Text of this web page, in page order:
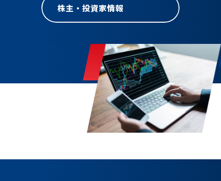
株主・投資家情報